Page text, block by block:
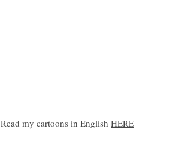
Read my cartoons in English HERE